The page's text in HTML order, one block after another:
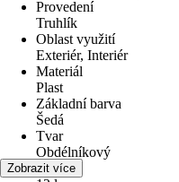
Provedení
Truhlík
Oblast využití
Exteriér, Interiér
Materiál
Plast
Základní barva
Šedá
Tvar
Obdélníkový
Objem
Zobrazit více